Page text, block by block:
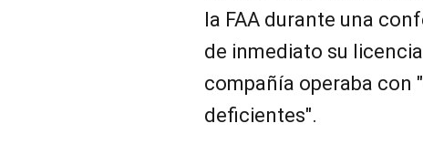
la FAA durante una
de inmediato su
compañía operaba con
deficientes".